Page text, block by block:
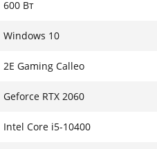
600 Вт
Windows 10
2E Gaming Calleo
Geforce RTX 2060
Intel Core i5-10400